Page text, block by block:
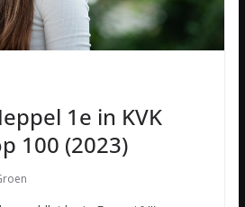
1e in KVK
100 (2023)